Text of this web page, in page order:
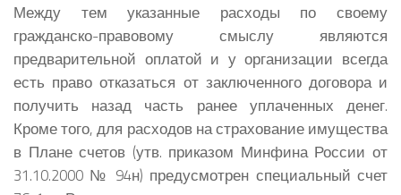
Между тем указанные расходы по своему
гражданско-правовому смыслу являются
предварительной оплатой и у организации всегда
есть право отказаться от заключенного договора и
получить назад часть ранее уплаченных денег.
Кроме того, для расходов на страхование имущества
в Плане счетов (утв. приказом Минфина России от
31.10.2000 № 94н) предусмотрен специальный счет